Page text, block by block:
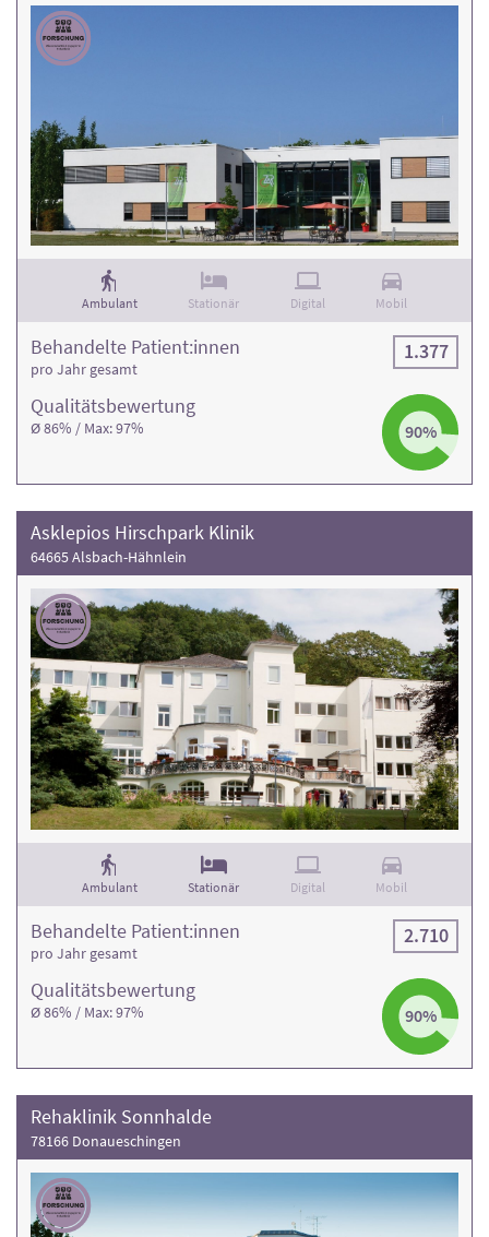
Ambulant Stationär Digital Mobil
Qualitäts­bewertung
Ø 86% / Max: 97% 90%
Behandelte Patient:innen
pro Jahr gesamt
1.377
Asklepios Hirschpark Klinik
64665 Alsbach-Hähnlein
Ambulant Stationär Digital Mobil
Qualitäts­bewertung
Ø 86% / Max: 97% 90%
Behandelte Patient:innen
pro Jahr gesamt
2.710
Rehaklinik Sonnhalde
78166 Donaueschingen